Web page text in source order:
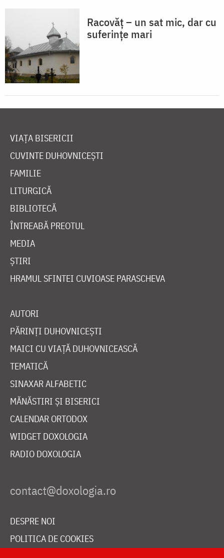
Racovăț – un sat mic, dar cu
suferințe mari
VIAȚA BISERICII
CUVINTE DUHOVNICEȘTI
FAMILIE
LITURGICĂ
BIBLIOTECĂ
ÎNTREABĂ PREOTUL
MEDIA
ȘTIRI
HRAMUL SFINTEI CUVIOASE PARASCHEVA
AUTORI
PĂRINȚI DUHOVNICEȘTI
MAICI CU VIAȚĂ DUHOVNICEASCĂ
TEMATICĂ
SINAXAR ALFABETIC
MĂNĂSTIRI ȘI BISERICI
CALENDAR ORTODOX
WIDGET DOXOLOGIA
RADIO DOXOLOGIA
DESPRE NOI
POLITICA DE COOKIES